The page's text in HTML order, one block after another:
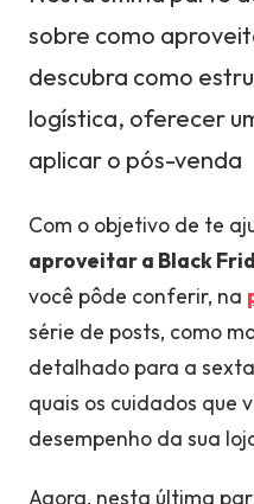
sobre como
descubra como
logística, oferecer
aplicar o pós-venda
Com o objetivo de te
aproveitar a Black
você pôde conferir, na
série de posts, como
detalhado para a
quais os cuidados que
desempenho da sua
Agora, nesta última